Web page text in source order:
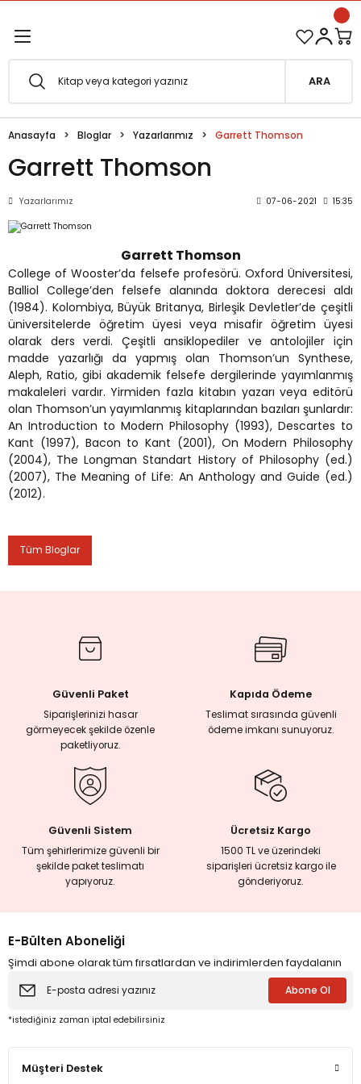
Esfârü'l-Erbaâ Seti şimdi satışta!
Metafor
İncelemeler
ve Araştırma
Mirası
ARA
Anasayfa Bloglar Yazarlarımız Garrett Thomson
Garrett Thomson
Yazarlarımız 07-06-2021 15:35
Garrett Thomson
College of Wooster’da felsefe profesörü. Oxford Üniversitesi,
Balliol College’den felsefe alanında doktora derecesi aldı
(1984). Kolombiya, Büyük Britanya, Birleşik Devletler’de çeşitli
üniversitelerde öğretim üyesi veya misafir öğretim üyesi
olarak ders verdi. Çeşitli ansiklopediler ve antolojiler için
madde yazarlığı da yapmış olan Thomson’un Synthese,
Aleph, Ratio, gibi akademik felsefe dergilerinde yayımlanmış
makaleleri vardır. Yirmiden fazla kitabın yazarı veya editörü
olan Thomson’un yayımlanmış kitaplarından bazıları şunlardır:
An Introduction to Modern Philosophy (1993), Descartes to
Kant (1997), Bacon to Kant (2001), On Modern Philosophy
(2004), The Longman Standart History of Philosophy (ed.)
(2007), The Meaning of Life: An Anthology and Guide (ed.)
(2012).
Tüm Bloglar
Güvenli Paket
Siparişlerinizi hasar
görmeyecek şekilde özenle
paketliyoruz.
Kapıda Ödeme
Teslimat sırasında güvenli
ödeme imkanı sunuyoruz.
Güvenli Sistem
Tüm şehirlerimize güvenli bir
şekilde paket teslimatı
yapıyoruz.
Ücretsiz Kargo
1500 TL ve üzerindeki
siparişleri ücretsiz kargo ile
gönderiyoruz.
E-Bülten Aboneliği
Şimdi abone olarak tüm fırsatlardan ve indirimlerden faydalanın
Abone Ol
*istediğiniz zaman iptal edebilirsiniz
Müşteri Destek